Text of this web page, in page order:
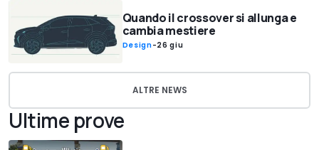
Quando il crossover si allunga e
cambia mestiere
Design-26 giu
ALTRE NEWS
Ultime prove